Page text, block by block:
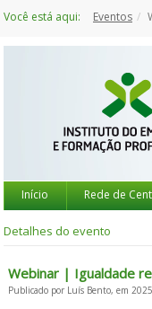
para
Você está aqui: Eventos
Início Rede de
Detalhes do evento
Webinar | Igualdade
Publicado por Luís Bento, em